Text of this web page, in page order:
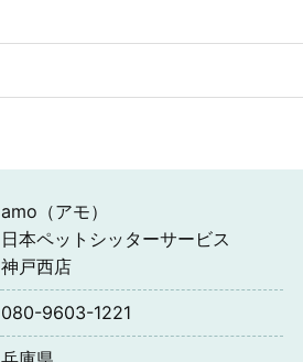
amo（アモ）
日本ペットシッターサービス
神戸西店
080-9603-1221